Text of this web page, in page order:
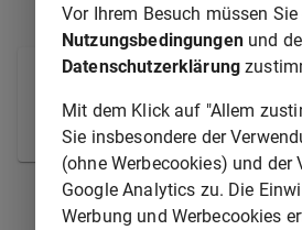
§ 470
Das Vorkaufsrecht ist
Verkauf im Wege der
einer Insolvenzmasse erfolgt.
§ 470
Vor Ihrem Besuch müssen Sie
Nutzungsbedingungenund
Datenschutzerklärung
Mit dem Klick auf "Allem
Sie insbesondere der
(ohne Werbecookies) und der
Google Analytics zu. Die
Werbung und Werbecookies